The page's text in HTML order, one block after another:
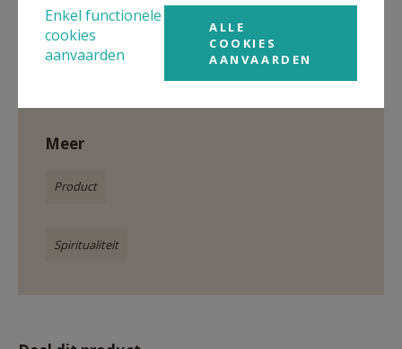
Gepubliceerd door
Meer
Product
Spiritualiteit
Enkel functionele
cookies
aanvaarden
ALLE
COOKIES
AANVAARDEN